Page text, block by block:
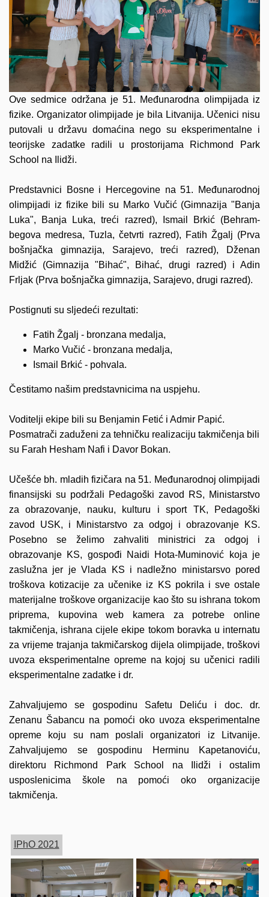
Ove sedmice održana je 51. Međunarodna olimpijada iz
fizike. Organizator olimpijade je bila Litvanija. Učenici nisu
putovali u državu domaćina nego su eksperimentalne i
teorijske zadatke radili u prostorijama Richmond Park
School na Ilidži.
Predstavnici Bosne i Hercegovine na 51. Međunarodnoj
olimpijadi iz fizike bili su Marko Vučić (Gimnazija "Banja
Luka", Banja Luka, treći razred), Ismail Brkić (Behram-
begova medresa, Tuzla, četvrti razred), Fatih Žgalj (Prva
bošnjačka gimnazija, Sarajevo, treći razred), Dženan
Midžić (Gimnazija "Bihać", Bihać, drugi razred) i Adin
Frljak (Prva bošnjačka gimnazija, Sarajevo, drugi razred).
Postignuti su sljedeći rezultati:
Fatih Žgalj - bronzana medalja,
Marko Vučić - bronzana medalja,
Ismail Brkić - pohvala.
Čestitamo našim predstavnicima na uspjehu.
Voditelji ekipe bili su Benjamin Fetić i Admir Papić.
Posmatrači zaduženi za tehničku realizaciju takmičenja bili
su Farah Hesham Nafi i Davor Bokan.
Učešće bh. mladih fizičara na 51. Međunarodnoj olimpijadi
finansijski su podržali Pedagoški zavod RS, Ministarstvo
za obrazovanje, nauku, kulturu i sport TK, Pedagoški
zavod USK, i Ministarstvo za odgoj i obrazovanje KS.
Posebno se želimo zahvaliti ministrici za odgoj i
obrazovanje KS, gospođi Naidi Hota-Muminović koja je
zaslužna jer je Vlada KS i nadležno ministarsvo pored
troškova kotizacije za učenike iz KS pokrila i sve ostale
materijalne troškove organizacije kao što su ishrana tokom
priprema, kupovina web kamera za potrebe online
takmičenja, ishrana cijele ekipe tokom boravka u internatu
za vrijeme trajanja takmičarskog dijela olimpijade, troškovi
uvoza eksperimentalne opreme na kojoj su učenici radili
eksperimentalne zadatke i dr.
Zahvaljujemo se gospodinu Safetu Deliću i doc. dr.
Zenanu Šabancu na pomoći oko uvoza eksperimentalne
opreme koju su nam poslali organizatori iz Litvanije.
Zahvaljujemo se gospodinu Herminu Kapetanoviću,
direktoru Richmond Park School na Ilidži i ostalim
usposlenicima škole na pomoći oko organizacije
takmičenja.
IPhO 2021